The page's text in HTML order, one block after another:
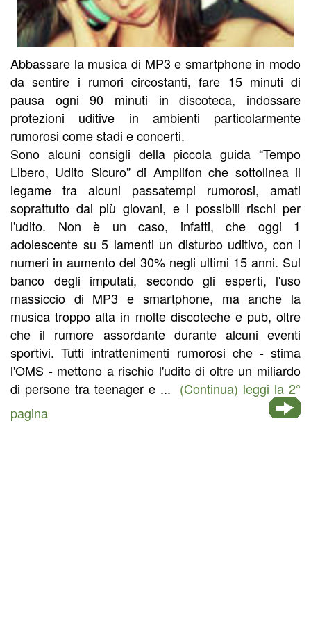
Abbassare la musica di MP3 e smartphone in modo
da sentire i rumori circostanti, fare 15 minuti di
pausa ogni 90 minuti in discoteca, indossare
protezioni uditive in ambienti particolarmente
rumorosi come stadi e concerti.
Sono alcuni consigli della piccola guida “Tempo
Libero, Udito Sicuro” di Amplifon che sottolinea il
legame tra alcuni passatempi rumorosi, amati
soprattutto dai più giovani, e i possibili rischi per
l'udito. Non è un caso, infatti, che oggi 1
adolescente su 5 lamenti un disturbo uditivo, con i
numeri in aumento del 30% negli ultimi 15 anni. Sul
banco degli imputati, secondo gli esperti, l'uso
massiccio di MP3 e smartphone, ma anche la
musica troppo alta in molte discoteche e pub, oltre
che il rumore assordante durante alcuni eventi
sportivi. Tutti intrattenimenti rumorosi che - stima
l'OMS - mettono a rischio l'udito di oltre un miliardo
di persone tra teenager e ... (Continua) leggi la 2°
pagina